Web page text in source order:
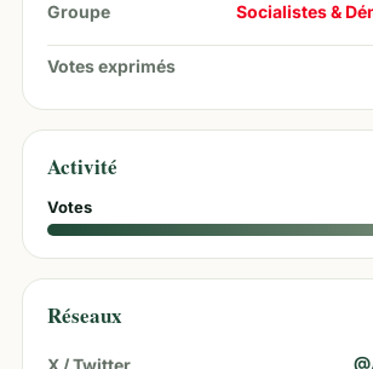
Groupe Socialistes &
Votes exprimés
Activité
Votes
Réseaux